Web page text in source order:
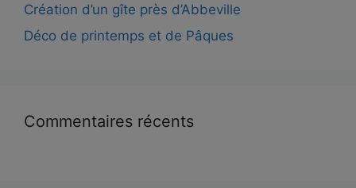
Création d’un gîte près d’Abbeville
Déco de printemps et de Pâques
Commentaires récents